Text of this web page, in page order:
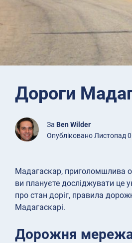
Дороги
За Ben Wilder
Опубліковано Листопад
Мадагаскар, приголомшлива
ви плануєте досліджувати це
про стан доріг, правила
Мадагаскарі.
Дорожня мережа